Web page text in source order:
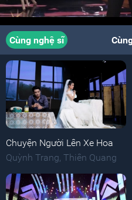
Cùng nghệ sĩ
Chuyện Người Lên Xe Hoa
Quỳnh Trang Thiên Quang